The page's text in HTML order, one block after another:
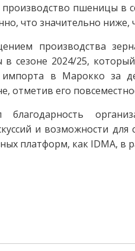
пшеницы в
что значительно
производства
сезоне 2024/25,
в Марокко за
отметив его
благодарность
и возможности
платформ, как IDMA,